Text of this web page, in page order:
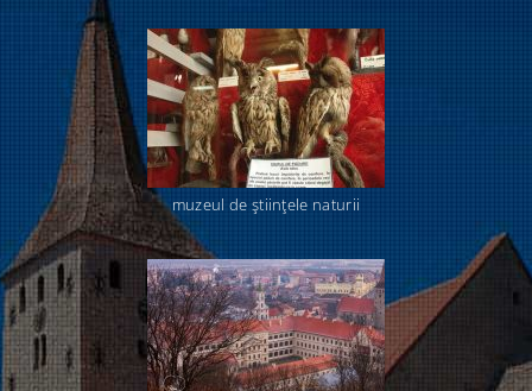
muzeul de ştiinţele naturii